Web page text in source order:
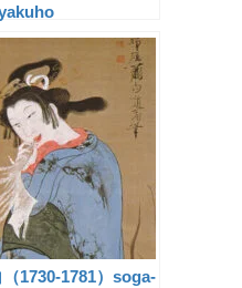
1730-1781）soga-